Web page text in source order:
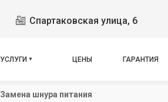
Спартаковская улица, 6
УСЛУГИ ЦЕНЫ ГАРАНТИЯ
Замена шнура питания